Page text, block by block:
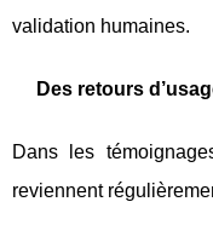
validation humaines.
Des retours
Dans les
reviennent